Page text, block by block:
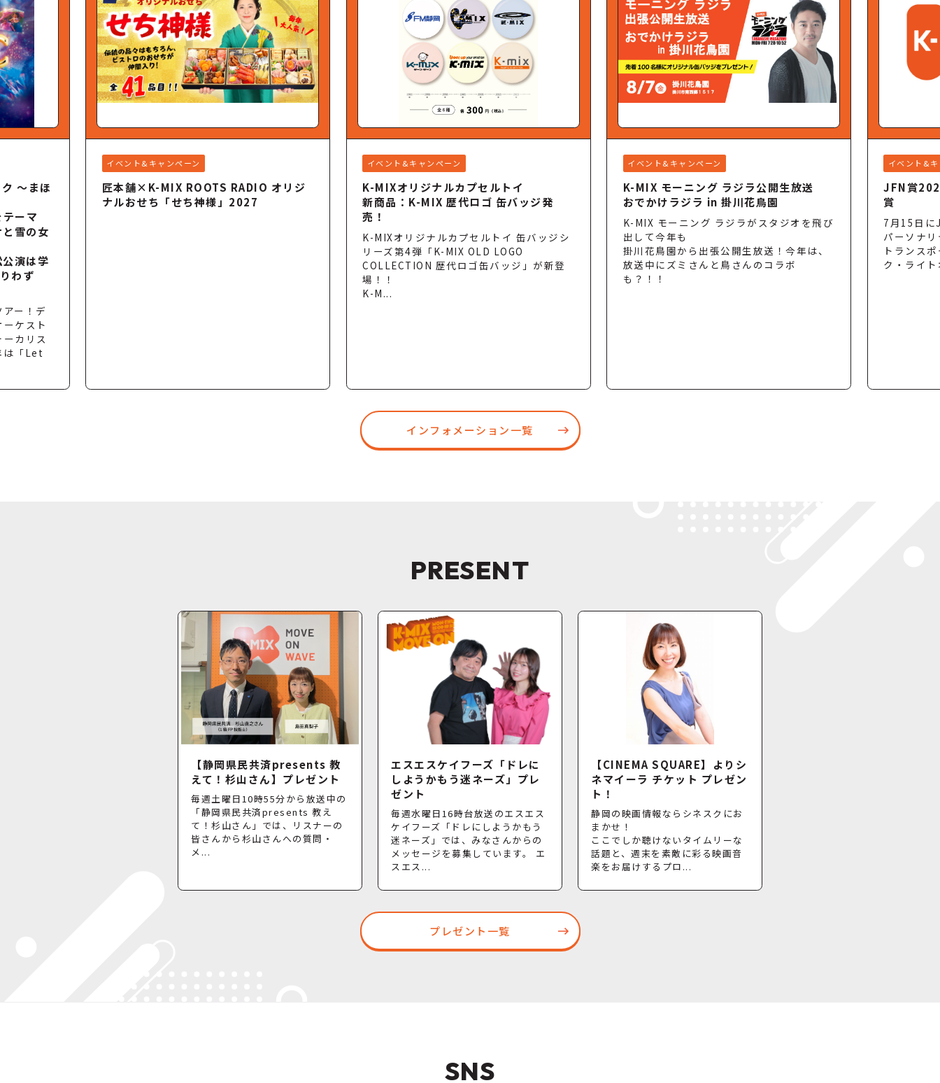
～まほ
ーマ
雪の女
演は学
わず
ー！デ
ケスト
カリス
は「Let
イベント&キャンペーン
匠本舗×K-MIX ROOTS RADIO オリジ
ナルおせち「せち神様」2027
イベント&キャンペーン
K-MIXオリジナルカプセルトイ
新商品：K-MIX 歴代ロゴ 缶バッジ発
売！
K-MIXオリジナルカプセルトイ 缶バッジシ
リーズ第4弾「K-MIX OLD LOGO
COLLECTION 歴代ロゴ缶バッジ」が新登
場！！
K-M...
イベント&キャンペーン
K-MIX モーニング ラジラ公開生放送
おでかけラジラ in 掛川花鳥園
K-MIX モーニング ラジラがスタジオを飛び
出して今年も
掛川花鳥園から出張公開生放送！今年は、
放送中にズミさんと鳥さんのコラボ
も？！！
イベント&
JFN賞
賞
7月15日に
パーソナ
トランス
ク・ライ
インフォメーション一覧
PRESENT
【静岡県民共済presents 教
えて！杉山さん】プレゼント
毎週土曜日10時55分から放送中の
「静岡県民共済presents 教え
て！杉山さん」では、リスナーの
皆さんから杉山さんへの質問・
メ...
エスエスケイフーズ「ドレに
しようかもう迷ネーズ」プレ
ゼント
毎週水曜日16時台放送のエスエス
ケイフーズ「ドレにしようかもう
迷ネーズ」では、みなさんからの
メッセージを募集しています。 エ
スエス...
【CINEMA SQUARE】よりシ
ネマイーラ チケット プレゼン
ト！
静岡の映画情報ならシネスクにお
まかせ！
ここでしか聴けないタイムリーな
話題と、週末を素敵に彩る映画音
楽をお届けするプロ...
プレゼント一覧
SNS